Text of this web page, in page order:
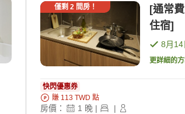
僅剩 2間房！
[通常
住宿]
8月14
更詳細的
快閃優惠券
賺 113 TWD 點
房價： 1 晚 | |